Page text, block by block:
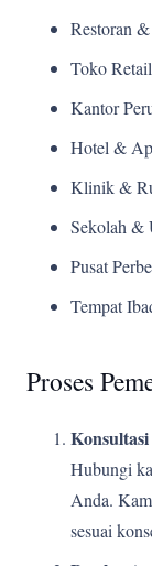
Restoran
Toko Retail
Kantor
Hotel &
Klinik &
Sekolah &
Pusat
Tempat
Proses
Hubungi
Anda.
sesuai